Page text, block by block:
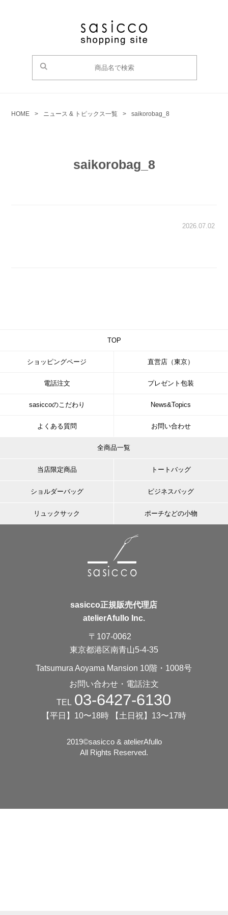
HOME > ニュース & トピックス一覧 > saikorobag_8
saikorobag_8
2026.07.02
TOP
ショッピングページ 直営店（東京）
電話注文 プレゼント包装
sasiccoのこだわり News&Topics
よくある質問 お問い合わせ
全商品一覧
当店限定商品 トートバッグ
ショルダーバッグ ビジネスバッグ
リュックサック ポーチなどの小物
sasicco正規販売代理店
atelierAfullo Inc.
〒107-0062
東京都港区南青山5-4-35
Tatsumura Aoyama Mansion 10階・1008号
お問い合わせ・電話注文
TEL 03-6427-6130
【平日】10〜18時 【土日祝】13〜17時
2019©️sasicco & atelierAfullo
All Rights Reserved.